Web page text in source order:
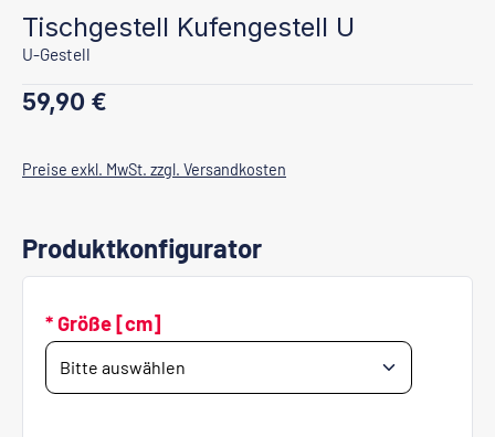
Tischgestell Kufengestell U
U-Gestell
Regulärer Preis:
59,90 €
Preise exkl. MwSt. zzgl. Versandkosten
Produktkonfigurator
* Größe [cm]